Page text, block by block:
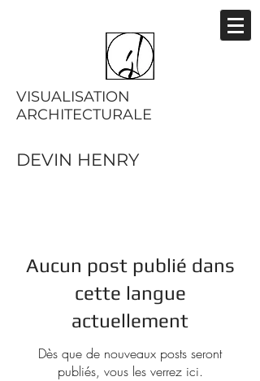
VISUALISATION
ARCHITECTURALE
DEVIN HENRY
Aucun post publié dans
cette langue
actuellement
Dès que de nouveaux posts seront
publiés, vous les verrez ici.